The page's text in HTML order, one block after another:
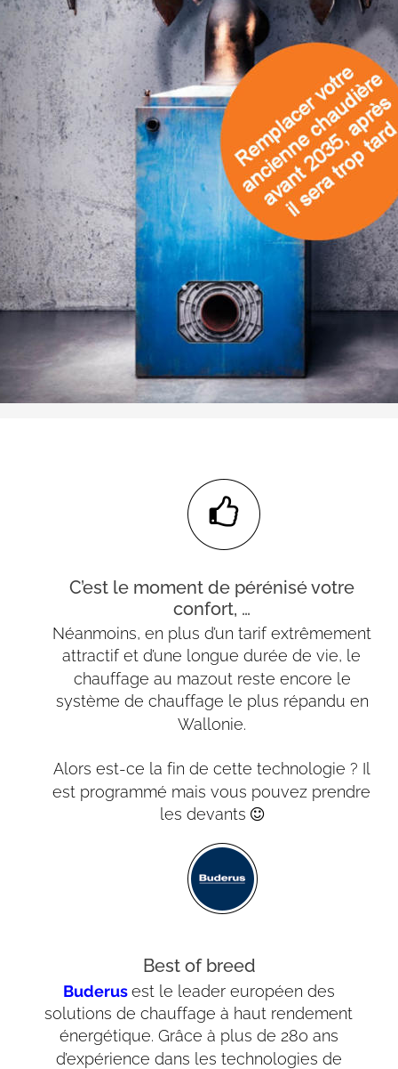
C’est le moment de pérénisé votre
confort, …
Néanmoins, en plus d’un tarif extrêmement
attractif et d’une longue durée de vie, le
chauffage au mazout reste encore le
système de chauffage le plus répandu en
Wallonie.
Alors est-ce la fin de cette technologie ? Il
est programmé mais vous pouvez prendre
les devants 
Best of breed
Buderus est le leader européen des
solutions de chauffage à haut rendement
énergétique. Grâce à plus de 280 ans
d’expérience dans les technologies de